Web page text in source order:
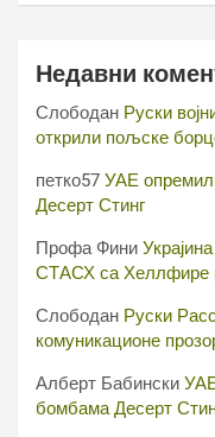
Недавни
Слободан Руски
открили пољске
петко57 УАЕ
Десерт Стинг
Профа Фини
СТАСХ са Хеллфире
Слободан Руски
комуникационе
Алберт Бабински
бомбама Десерт